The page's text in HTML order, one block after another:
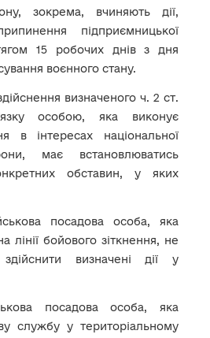
зокрема, вчиняють дії,
підприємницької
15 робочих днів з дня
воєнного стану.
визначеного ч. 2 ст.
особою, яка виконує
в інтересах національної
має встановлюватись
обставин, у яких
посадова особа, яка
лінії бойового зіткнення, не
визначені дії у
посадова особа, яка
службу у територіальному